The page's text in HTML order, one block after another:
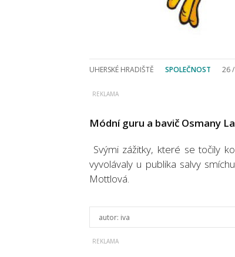
UHERSKÉ HRADIŠTĚ SPOLEČNOST 26
Módní guru a bavič Osmany
Svými zážitky, které se točily
vyvolávaly u publika salvy
Mottlová.
autor: iva